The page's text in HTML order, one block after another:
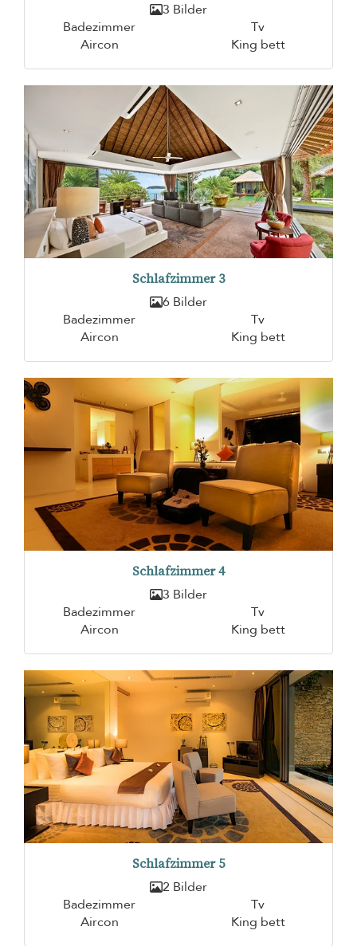
3 Bilder
Badezimmer
Tv
Aircon
King bett
Schlafzimmer 3
6 Bilder
Badezimmer
Tv
Aircon
King bett
Schlafzimmer 4
3 Bilder
Badezimmer
Tv
Aircon
King bett
Schlafzimmer 5
2 Bilder
Badezimmer
Tv
Aircon
King bett